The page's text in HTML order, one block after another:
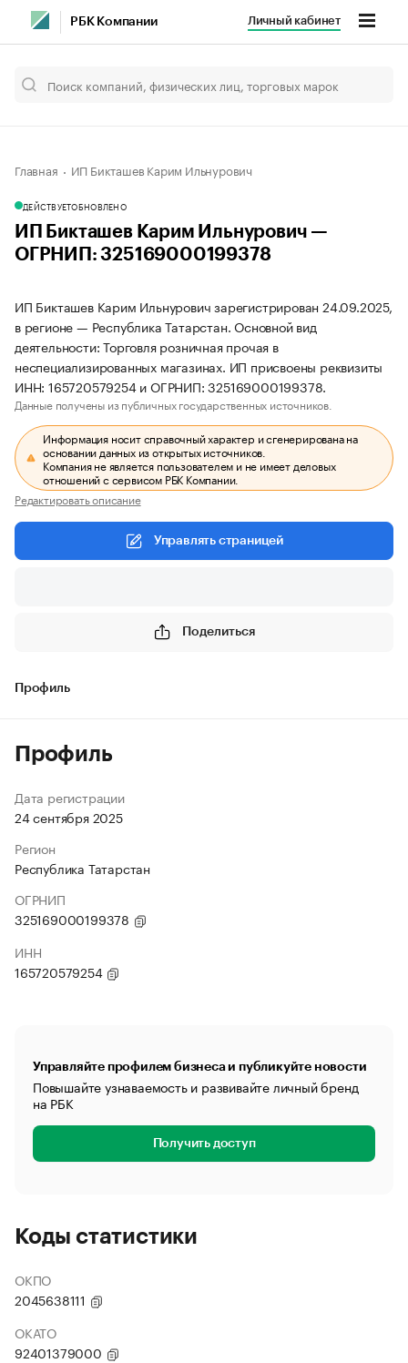
РБК Компании Личный кабинет
Главная ИП Бикташев Карим Ильнурович
ДЕЙСТВУЕТОБНОВЛЕНО
ИП Бикташев Карим Ильнурович —
ОГРНИП: 325169000199378
ИП Бикташев Карим Ильнурович зарегистрирован 24.09.2025,
в регионе — Республика Татарстан. Основной вид
деятельности: Торговля розничная прочая в
неспециализированных магазинах. ИП присвоены реквизиты
ИНН: 165720579254 и ОГРНИП: 325169000199378.
Данные получены из публичных государственных источников.
Информация носит справочный характер и сгенерирована на
основании данных из открытых источников.
Компания не является пользователем и не имеет деловых
отношений с сервисом РБК Компании.
Редактировать описание
Управлять страницей
Поделиться
Профиль
Профиль
Дата регистрации
24 сентября 2025
Регион
Республика Татарстан
ОГРНИП
325169000199378
ИНН
165720579254
Управляйте профилем бизнеса и публикуйте новости
Повышайте узнаваемость и развивайте личный бренд
на РБК
Получить доступ
Коды статистики
ОКПО
2045638111
ОКАТО
92401379000